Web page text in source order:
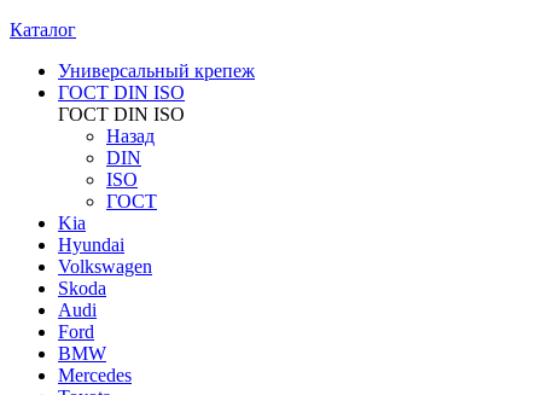
Каталог
Универсальный крепеж
ГОСТ DIN ISO
ГОСТ DIN ISO
Назад
DIN
ISO
ГОСТ
Kia
Hyundai
Volkswagen
Skoda
Audi
Ford
BMW
Mercedes